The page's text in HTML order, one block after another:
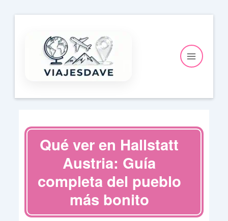
contenido
Qué ver en Hallstatt
Austria: Guía
completa del pueblo
más bonito